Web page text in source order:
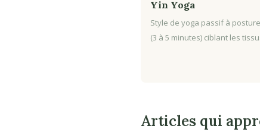
Yin Yoga
Style de yoga passif à
(3 à 5 minutes) ciblant les
Articles qui